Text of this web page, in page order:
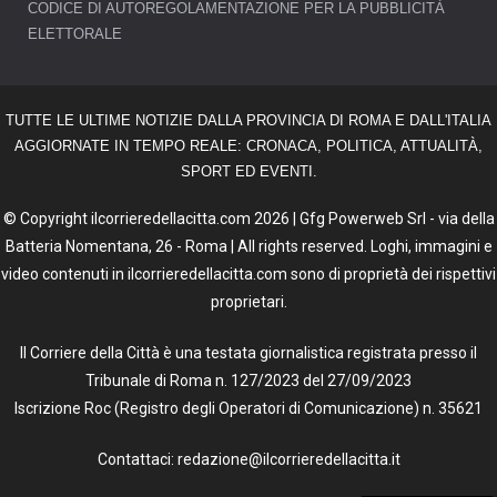
CODICE DI AUTOREGOLAMENTAZIONE PER LA PUBBLICITÀ
ELETTORALE
TUTTE LE ULTIME NOTIZIE DALLA PROVINCIA DI ROMA E DALL'ITALIA
AGGIORNATE IN TEMPO REALE: CRONACA, POLITICA, ATTUALITÀ,
SPORT ED EVENTI.
© Copyright ilcorrieredellacitta.com 2026 | Gfg Powerweb Srl - via della
Batteria Nomentana, 26 - Roma | All rights reserved. Loghi, immagini e
video contenuti in ilcorrieredellacitta.com sono di proprietà dei rispettivi
proprietari.
Il Corriere della Città è una testata giornalistica registrata presso il
Tribunale di Roma n. 127/2023 del 27/09/2023
Iscrizione Roc (Registro degli Operatori di Comunicazione) n. 35621
Contattaci: redazione@ilcorrieredellacitta.it